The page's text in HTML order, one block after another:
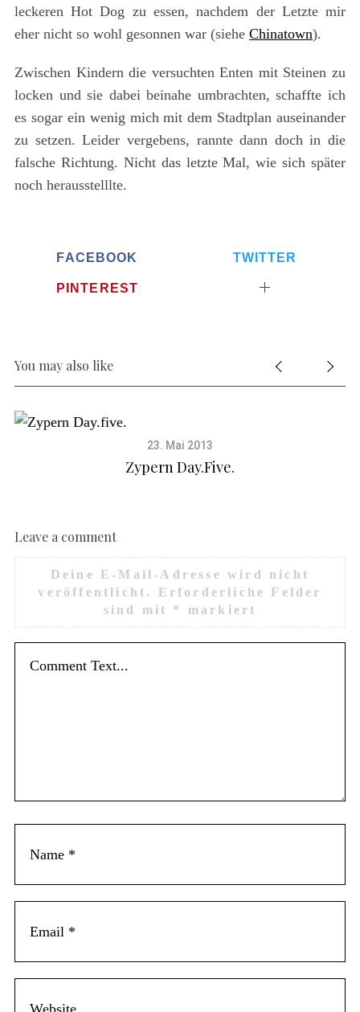
leckeren Hot Dog zu essen, nachdem der Letzte mir
eher nicht so wohl gesonnen war (siehe Chinatown).
Zwischen Kindern die versuchten Enten mit Steinen zu
locken und sie dabei beinahe umbrachten, schaffte ich
es sogar ein wenig mich mit dem Stadtplan auseinander
zu setzen. Leider vergebens, rannte dann doch in die
falsche Richtung. Nicht das letzte Mal, wie sich später
noch herausstelllte.
FACEBOOK TWITTER
PINTEREST
You may also like
23. Mai 2013
Zypern Day.five.
Leave a comment
Deine E-Mail-Adresse wird nicht
veröffentlicht.
Erforderliche Felder
sind mit * markiert